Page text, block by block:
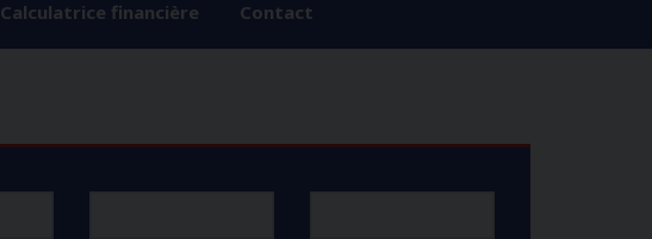
Calculatrice financière Contact